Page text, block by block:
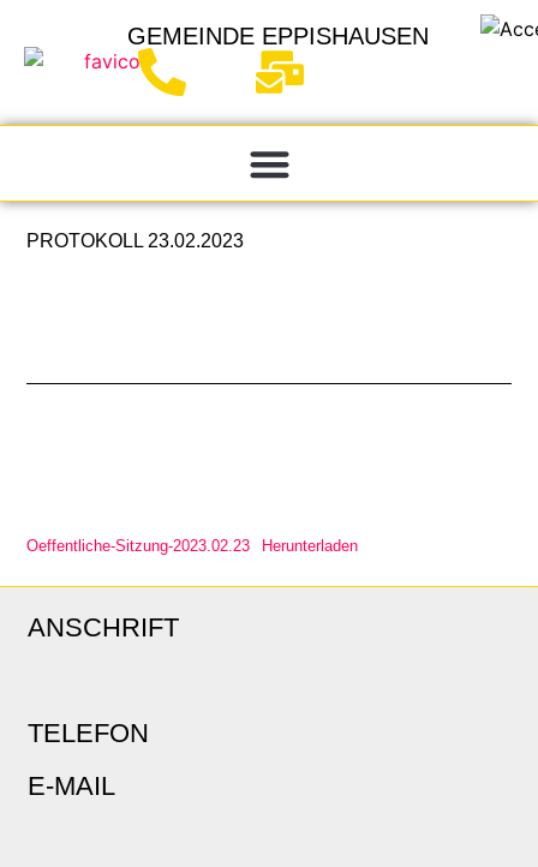
GEMEINDE EPPISHAUSEN
PROTOKOLL 23.02.2023
Oeffentliche-Sitzung-2023.02.23 Herunterladen
ANSCHRIFT
TELEFON
E-MAIL